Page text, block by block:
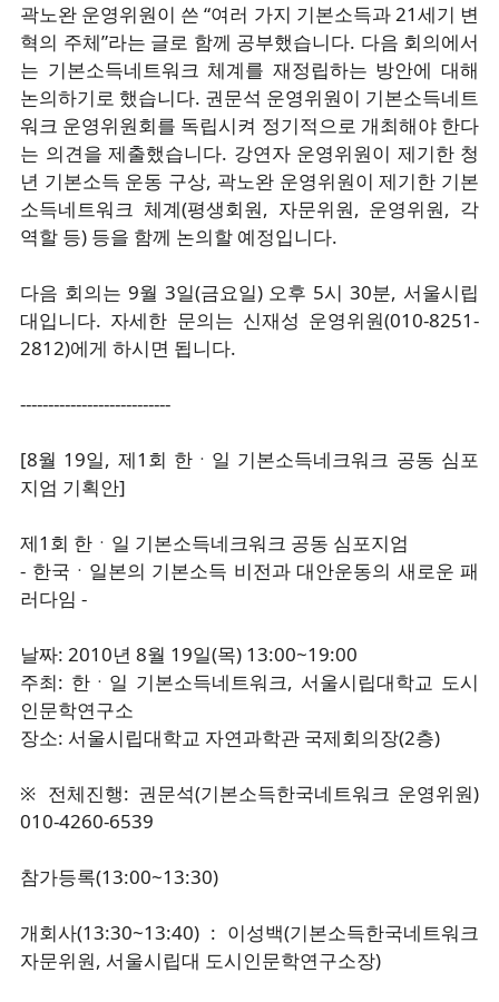
곽노완 운영위원이 쓴 “여러 가지 기본소득과 21세기 변
혁의 주체”라는 글로 함께 공부했습니다. 다음 회의에서
는 기본소득네트워크 체계를 재정립하는 방안에 대해
논의하기로 했습니다. 권문석 운영위원이 기본소득네트
워크 운영위원회를 독립시켜 정기적으로 개최해야 한다
는 의견을 제출했습니다. 강연자 운영위원이 제기한 청
년 기본소득 운동 구상, 곽노완 운영위원이 제기한 기본
소득네트워크 체계(평생회원, 자문위원, 운영위원, 각
역할 등) 등을 함께 논의할 예정입니다.
다음 회의는 9월 3일(금요일) 오후 5시 30분, 서울시립
대입니다. 자세한 문의는 신재성 운영위원(010-8251-
2812)에게 하시면 됩니다.
---------------------------
[8월 19일, 제1회 한ㆍ일 기본소득네크워크 공동 심포
지엄 기획안]
제1회 한ㆍ일 기본소득네크워크 공동 심포지엄
- 한국ㆍ일본의 기본소득 비전과 대안운동의 새로운 패
러다임 -
날짜: 2010년 8월 19일(목) 13:00~19:00
주최: 한ㆍ일 기본소득네트워크, 서울시립대학교 도시
인문학연구소
장소: 서울시립대학교 자연과학관 국제회의장(2층)
※ 전체진행: 권문석(기본소득한국네트워크 운영위원)
010-4260-6539
참가등록(13:00~13:30)
개회사(13:30~13:40) : 이성백(기본소득한국네트워크
자문위원, 서울시립대 도시인문학연구소장)